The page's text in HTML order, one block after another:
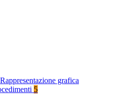
Rappresentazione grafica
5